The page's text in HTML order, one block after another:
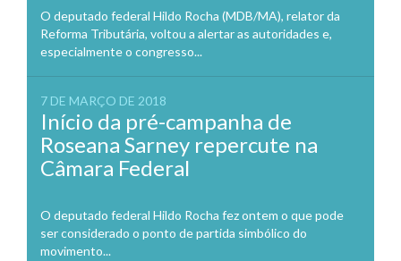
O deputado federal Hildo Rocha (MDB/MA), relator da
Reforma Tributária, voltou a alertar as autoridades e,
especialmente o congresso...
7 DE MARÇO DE 2018
Início da pré-campanha de
Roseana Sarney repercute na
Câmara Federal
O deputado federal Hildo Rocha fez ontem o que pode
ser considerado o ponto de partida simbólico do
movimento...